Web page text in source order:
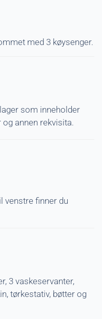
med 3 køysenger.
som inneholder
annen rekvisita.
venstre finner du
3 vaskeservanter,
tørkestativ, bøtter og